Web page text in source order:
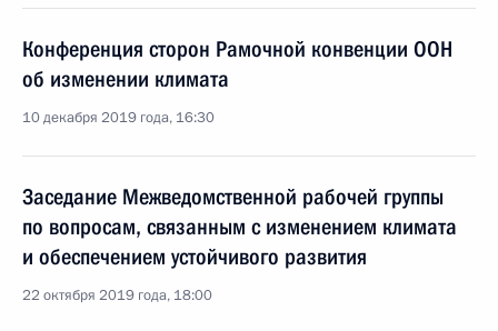
Конференция сторон Рамочной конвенции ООН
об изменении климата
10 декабря 2019 года, 16:30
Заседание Межведомственной рабочей группы
по вопросам, связанным с изменением климата
и обеспечением устойчивого развития
22 октября 2019 года, 18:00